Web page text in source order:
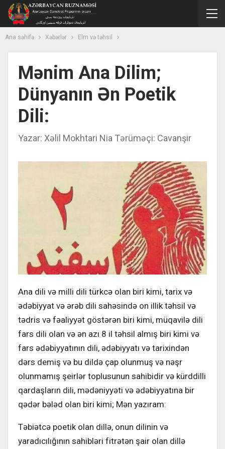
Ana səhifə Xəbərlər Elm və təhsil
Mənim Ana Dilim;
Dünyanın Ən Poetik
Dili:
Yazar: Xəlil Mokhtari Nia Tərüməçi: Cavanşir
Ana dili və milli dili türkcə olan biri kimi, tarix və
ədəbiyyat və ərəb dili sahəsində on illik təhsil və
tədris və fəaliyyət göstərən biri kimi, müqavilə dili
fars dili olan və ən azı 8 il təhsil almış biri kimi və
fars ədəbiyyatının dili, ədəbiyyatı və tarixindən
dərs demiş və bu dildə çap olunmuş və nəşr
olunmamış şeirlər toplusunun sahibidir və kürddilli
qardaşların dili, mədəniyyəti və ədəbiyyatına bir
qədər bələd olan biri kimi; Mən yazıram:
Təbiətcə poetik olan dillə, onun dilinin və
yaradıcılığının sahibləri fitrətən şair olan dillə